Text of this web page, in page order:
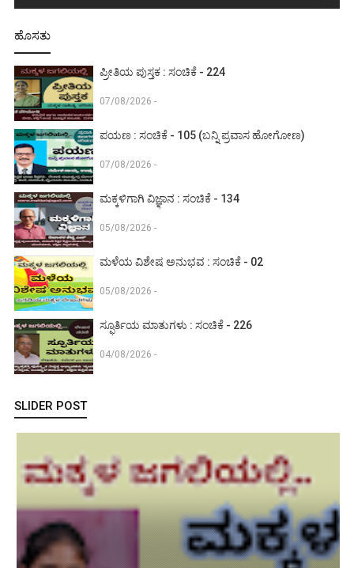
ಹೊಸತು
ಪ್ರೀತಿಯ ಪುಸ್ತಕ : ಸಂಚಿಕೆ - 224
07/08/2026 -
ಪಯಣ : ಸಂಚಿಕೆ - 105 (ಬನ್ನಿ ಪ್ರವಾಸ ಹೋಗೋಣ)
07/08/2026 -
ಮಕ್ಕಳಿಗಾಗಿ ವಿಜ್ಞಾನ : ಸಂಚಿಕೆ - 134
05/08/2026 -
ಮಳೆಯ ವಿಶೇಷ ಅನುಭವ : ಸಂಚಿಕೆ - 02
05/08/2026 -
ಸ್ಫೂರ್ತಿಯ ಮಾತುಗಳು : ಸಂಚಿಕೆ - 226
04/08/2026 -
SLIDER POST